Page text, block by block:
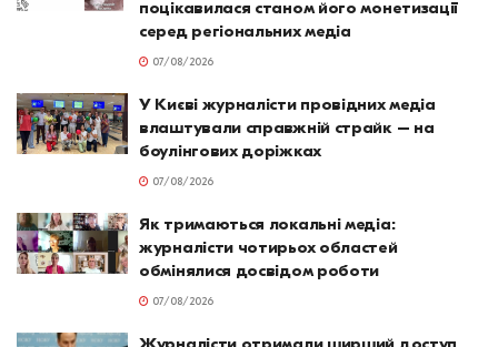
поцікавилася станом його монетизації
серед регіональних медіа
07/08/2026
У Києві журналісти провідних медіа
влаштували справжній страйк – на
боулінгових доріжках
07/08/2026
Як тримаються локальні медіа:
журналісти чотирьох областей
обмінялися досвідом роботи
07/08/2026